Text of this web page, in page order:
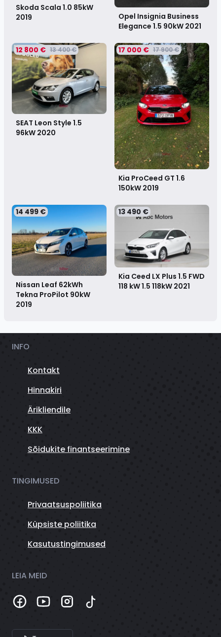
Skoda Scala 1.0 85kW
2019
Opel Insignia Business
Elegance 1.5 90kW 2021
12 800 € 13 400 €
SEAT Leon Style 1.5
96kW 2020
17 000 € 17 900 €
Kia ProCeed GT 1.6
150kW 2019
14 499 €
Nissan Leaf 62kWh
Tekna ProPilot 90kW
2019
13 490 €
Kia Ceed LX Plus 1.5 FWD
118 kW 1.5 118kW 2021
INFO
Kontakt
Hinnakiri
Ärikliendile
KKK
Sõidukite finantseerimine
TINGIMUSED
Privaatsuspoliitika
Küpsiste poliitika
Kasutustingimused
LEIA MEID